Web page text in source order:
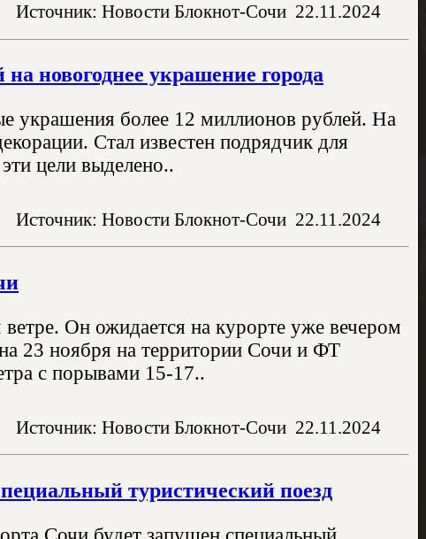
Источник: Новости Блокнот-Сочи 22.11.2024
новогоднее украшение города
украшения более 12 миллионов рублей. На
Стал известен подрядчик для
цели выделено..
Источник: Новости Блокнот-Сочи 22.11.2024
Он ожидается на курорте уже вечером
23 ноября на территории Сочи и ФТ
с порывами 15-17..
Источник: Новости Блокнот-Сочи 22.11.2024
туристический поезд